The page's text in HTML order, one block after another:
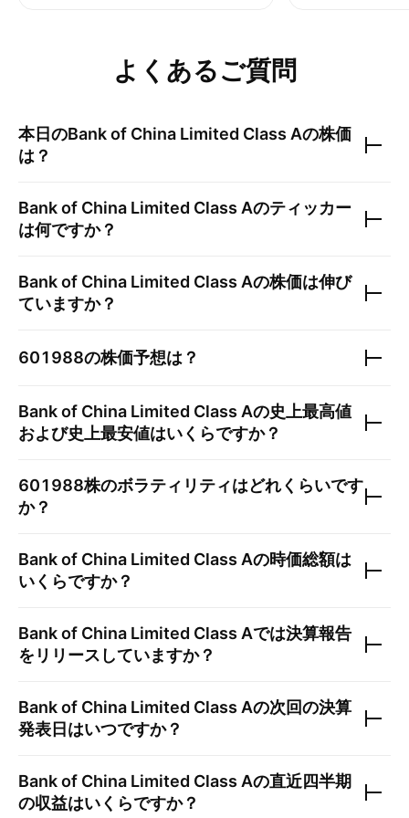
よくあるご質問
本日のBank of China Limited Class Aの株価
は？
Bank of China Limited Class Aのティッカー
は何ですか？
Bank of China Limited Class Aの株価は伸び
ていますか？
601988の株価予想は？
Bank of China Limited Class Aの史上最高値
および史上最安値はいくらですか？
601988株のボラティリティはどれくらいです
か？
Bank of China Limited Class Aの時価総額は
いくらですか？
Bank of China Limited Class Aでは決算報告
をリリースしていますか？
Bank of China Limited Class Aの次回の決算
発表日はいつですか？
Bank of China Limited Class Aの直近四半期
の収益はいくらですか？